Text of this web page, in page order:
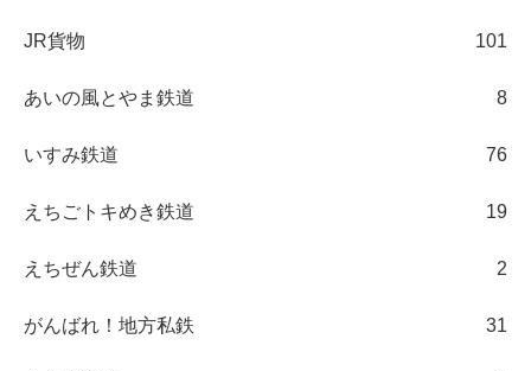
JR貨物 101
あいの風とやま鉄道 8
いすみ鉄道 76
えちごトキめき鉄道 19
えちぜん鉄道 2
がんばれ！地方私鉄 31